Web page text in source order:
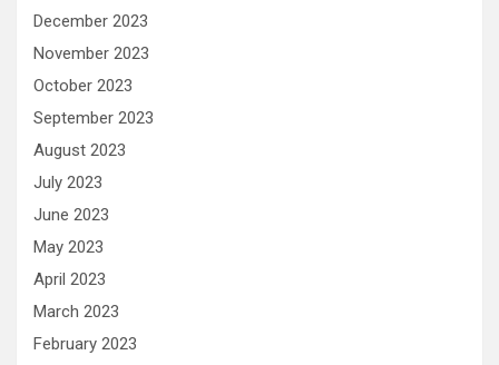
December 2023
November 2023
October 2023
September 2023
August 2023
July 2023
June 2023
May 2023
April 2023
March 2023
February 2023